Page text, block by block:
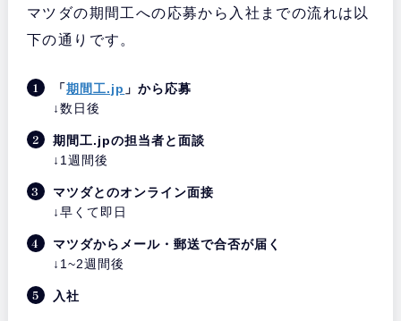
マツダの期間工への応募から入社までの流れは以
下の通りです。
「期間工.jp 」から応募
↓数日後
期間工.jpの担当者と面談
↓1週間後
マツダとのオンライン面接
↓早くて即日
マツダからメール・郵送で合否が届く
↓1~2週間後
入社